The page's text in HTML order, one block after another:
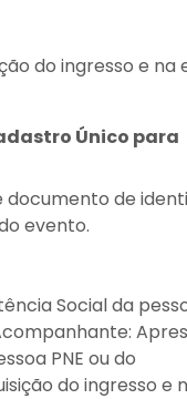
do ingresso e na
Único para
de
evento.
Social da
PNE ou do
do ingresso e